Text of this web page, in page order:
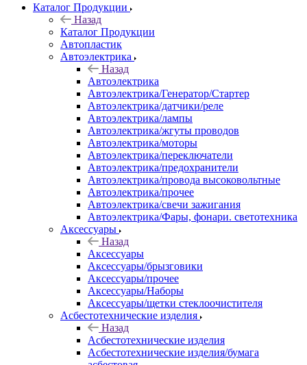
Каталог Продукции
Назад
Каталог Продукции
Автопластик
Автоэлектрика
Назад
Автоэлектрика
Автоэлектрика/Генератор/Стартер
Автоэлектрика/датчики/реле
Автоэлектрика/лампы
Автоэлектрика/жгуты проводов
Автоэлектрика/моторы
Автоэлектрика/переключатели
Автоэлектрика/предохранители
Автоэлектрика/провода высоковольтные
Автоэлектрика/прочее
Автоэлектрика/свечи зажигания
Автоэлектрика/Фары, фонари. светотехника
Аксессуары
Назад
Аксессуары
Аксессуары/брызговики
Аксессуары/прочее
Аксессуары/Наборы
Аксессуары/щетки стеклоочистителя
Асбестотехнические изделия
Назад
Асбестотехнические изделия
Асбестотехнические изделия/бумага